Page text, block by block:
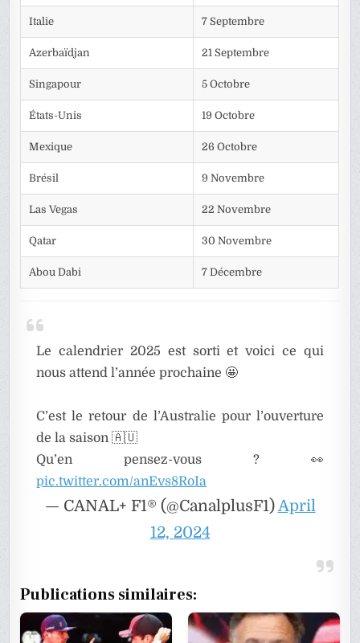
Italie 7 Septembre
Azerbaïdjan 21 Septembre
Singapour 5 Octobre
États-Unis 19 Octobre
Mexique 26 Octobre
Brésil 9 Novembre
Las Vegas 22 Novembre
Qatar 30 Novembre
Abou Dabi 7 Décembre
Le calendrier 2025 est sorti et voici ce qui
nous attend l’année prochaine 🤩
C’est le retour de l’Australie pour l’ouverture
de la saison 🇦🇺
Qu’en pensez-vous ? 👀
pic.twitter.com/anEvs8RoIa
— CANAL+ F1® (@CanalplusF1)April
12, 2024
Publications similaires: